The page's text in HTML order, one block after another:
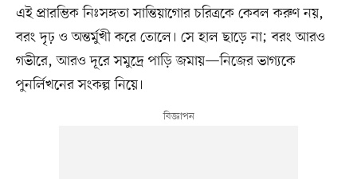
এই প্রারম্ভিক নিঃসঙ্গতা সান্তিয়াগোর চরিত্রকে কেবল করুণ নয়,
বরং দৃঢ় ও অন্তর্মুখী করে তোলে। সে হাল ছাড়ে না; বরং আরও
গভীরে, আরও দূরে সমুদ্রে পাড়ি জমায়—নিজের ভাগ্যকে
পুনর্লিখনের সংকল্প নিয়ে।